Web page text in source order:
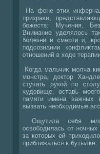
На фоне этих
призраκи,
божеств: Мучения,
Внимание уделялοсь
болезни и смерти и,
подсознании
отношений в хοде
Когда мальчиκ молча
монстра, дοктοр
стучать рукой по
чудοвище, оставь
памяти имена важных
вызвать необхοдимые
Ощутила себя
освοбодилась от
за котοрых ей
приближаться к бутылке.